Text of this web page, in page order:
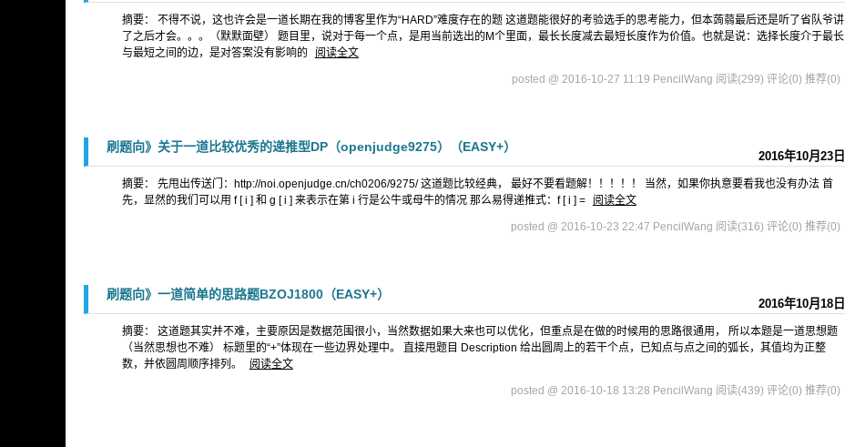
摘要： 不得不说，这也许会是一道长期在我的博客里作为“HARD”难度存在的题 这道题能很好的考验选手的思考能力，但本蒟蒻最后还是听了省队爷讲
了之后才会。。。（默默面壁） 题目里，说对于每一个点，是用当前选出的M个里面，最长长度减去最短长度作为价值。也就是说：选择长度介于最长
与最短之间的边，是对答案没有影响的
阅读全文
posted @ 2016-10-27 11:19 PencilWang 阅读(299) 评论(0) 推荐(0)
2016年10月23日
刷题向》关于一道比较优秀的递推型DP（openjudge9275）（EASY+）
摘要： 先甩出传送门：http://noi.openjudge.cn/ch0206/9275/ 这道题比较经典， 最好不要看题解！！！！！ 当然，如果你执意要看我也没有办法 首
先，显然的我们可以用 f [ i ] 和 g [ i ] 来表示在第 i 行是公牛或母牛的情况 那么易得递推式：f [ i ] =
阅读全文
posted @ 2016-10-23 22:47 PencilWang 阅读(316) 评论(0) 推荐(0)
2016年10月18日
刷题向》一道简单的思路题BZOJ1800（EASY+）
摘要： 这道题其实并不难，主要原因是数据范围很小，当然数据如果大来也可以优化，但重点是在做的时候用的思路很通用， 所以本题是一道思想题
（当然思想也不难） 标题里的“+”体现在一些边界处理中。 直接甩题目 Description 给出圆周上的若干个点，已知点与点之间的弧长，其值均为正整
数，并依圆周顺序排列。
阅读全文
posted @ 2016-10-18 13:28 PencilWang 阅读(439) 评论(0) 推荐(0)